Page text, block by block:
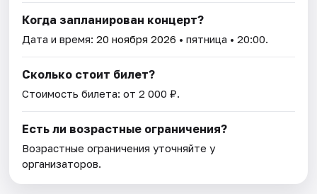
Когда запланирован концерт?
Дата и время:20 ноября 2026 • пятница • 20:00.
Сколько стоит билет?
Стоимость билета: от 2 000 ₽.
Есть ли возрастные ограничения?
Возрастные ограничения уточняйте у
организаторов.